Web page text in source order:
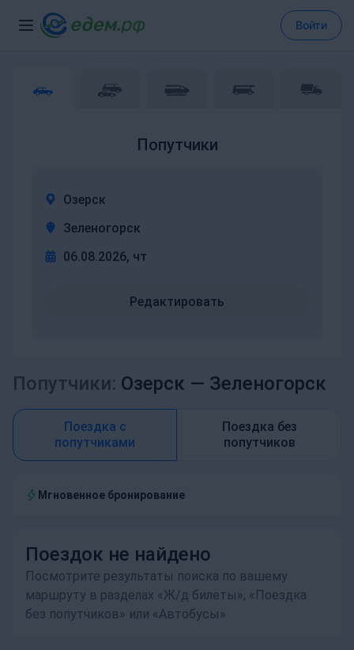
Войти
Попутчики
Озерск
Зеленогорск
06.08.2026, чт
Редактировать
Попутчики: Озерск — Зеленогорск
Поездка с
попутчиками
Поездка без
попутчиков
Мгновенное бронирование
Поездок не найдено
Посмотрите результаты поиска по вашему
маршруту в разделах «Ж/д билеты», «Поездка
без попутчиков» или «Автобусы»